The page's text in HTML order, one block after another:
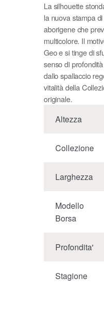
La silhouette
la nuova stampa
aborigene che
multicolore. Il
Geo e si tinge di
senso di
dallo spallaccio
vitalità della
originale.
Altezza
Collezione
Larghezza
Modello
Borsa
Profondita'
Stagione